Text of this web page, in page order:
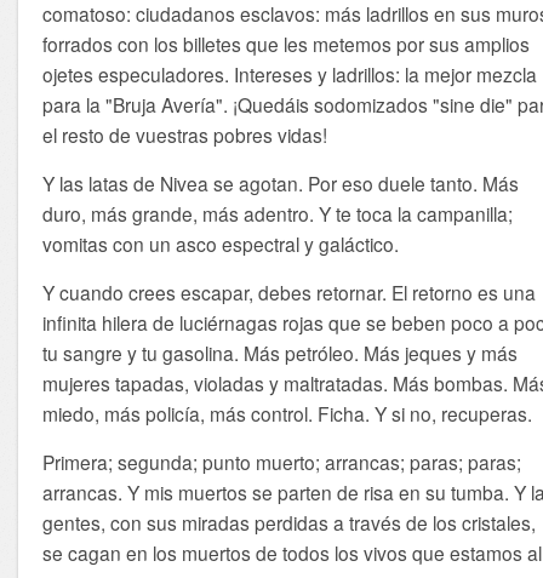
comatoso: ciudadanos esclavos: más ladrillos en sus
forrados con los billetes que les metemos por sus amplios
ojetes especuladores. Intereses y ladrillos: la mejor mezcla
para la "Bruja Avería". ¡Quedáis sodomizados "sine die"
el resto de vuestras pobres vidas!
Y las latas de Nivea se agotan. Por eso duele tanto. Más
duro, más grande, más adentro. Y te toca la campanilla;
vomitas con un asco espectral y galáctico.
Y cuando crees escapar, debes retornar. El retorno es una
infinita hilera de luciérnagas rojas que se beben poco a
tu sangre y tu gasolina. Más petróleo. Más jeques y más
mujeres tapadas, violadas y maltratadas. Más bombas.
miedo, más policía, más control. Ficha. Y si no, recuperas.
Primera; segunda; punto muerto; arrancas; paras; paras;
arrancas. Y mis muertos se parten de risa en su tumba. Y
gentes, con sus miradas perdidas a través de los cristales,
se cagan en los muertos de todos los vivos que estamos